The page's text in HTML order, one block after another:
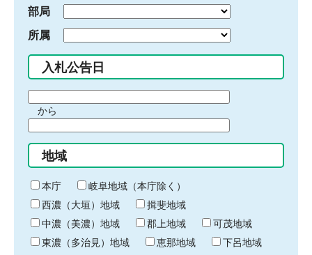
部局
所属
入札公告日
間
始
り
から
間
終
わ
り
地域
本庁
岐阜地域（本庁除く）
西濃（大垣）地域
揖斐地域
中濃（美濃）地域
郡上地域
可茂地域
東濃（多治見）地域
恵那地域
下呂地域